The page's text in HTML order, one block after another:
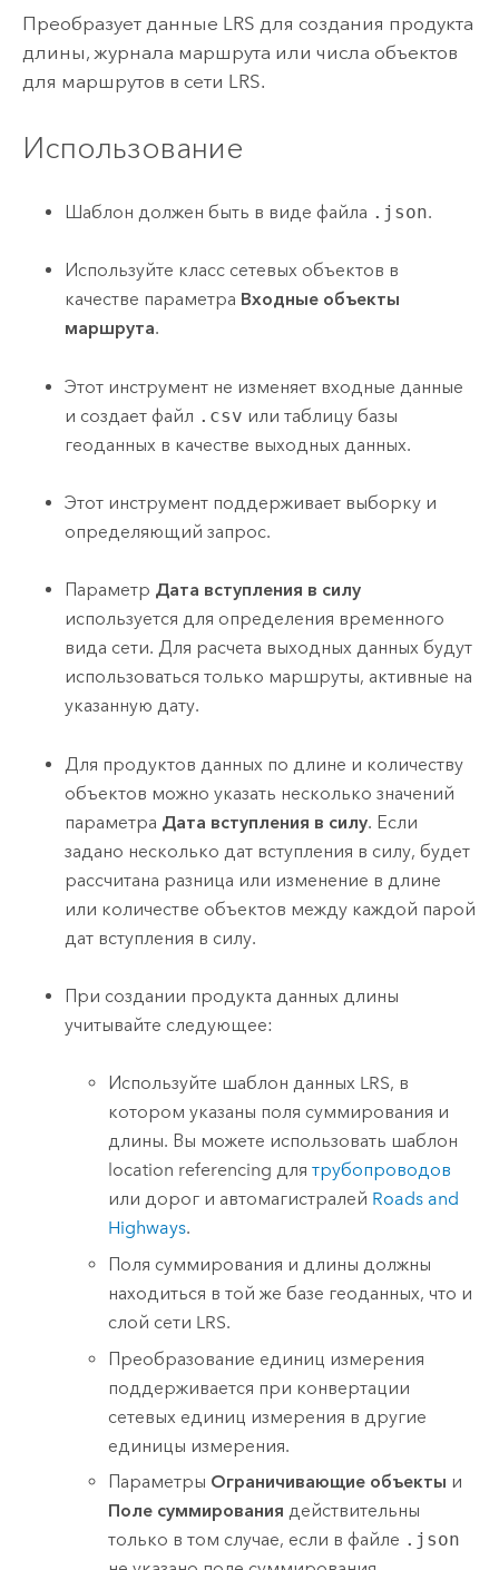
Преобразует данные LRS для создания продукта
длины, журнала маршрута или числа объектов
для маршрутов в сети LRS.
Использование
Шаблон должен быть в виде файла .json.
Используйте класс сетевых объектов в
качестве параметра Входные объекты
маршрута.
Этот инструмент не изменяет входные данные
и создает файл .csv или таблицу базы
геоданных в качестве выходных данных.
Этот инструмент поддерживает выборку и
определяющий запрос.
Параметр Дата вступления в силу
используется для определения временного
вида сети. Для расчета выходных данных будут
использоваться только маршруты, активные на
указанную дату.
Для продуктов данных по длине и количеству
объектов можно указать несколько значений
параметра Дата вступления в силу. Если
задано несколько дат вступления в силу, будет
рассчитана разница или изменение в длине
или количестве объектов между каждой парой
дат вступления в силу.
При создании продукта данных длины
учитывайте следующее:
Используйте шаблон данных LRS, в
котором указаны поля суммирования и
длины. Вы можете использовать шаблон
location referencing длятрубопроводов
или дорог и автомагистралей Roads and
Highways.
Поля суммирования и длины должны
находиться в той же базе геоданных, что и
слой сети LRS.
Преобразование единиц измерения
поддерживается при конвертации
сетевых единиц измерения в другие
единицы измерения.
Параметры Ограничивающие объекты и
Поле суммирования действительны
только в том случае, если в файле .json